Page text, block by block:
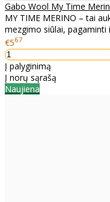
Gabo Wool My Time
MY TIME MERINO – tai
mezgimo siūlai, pagaminti
€567
Į palyginimą
Į norų sąrašą
Naujiena